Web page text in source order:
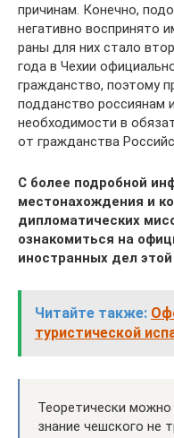
причинам. Конечно,
негативно воспринято
раны для них стало
года в Чехии
гражданство, поэтому
подданство россиянам
необходимости в
от гражданства
С более подробной
местонахождения и
дипломатических
ознакомиться на
иностранных дел
Читайте также:
туристической
Теоретически можно
знание чешского не